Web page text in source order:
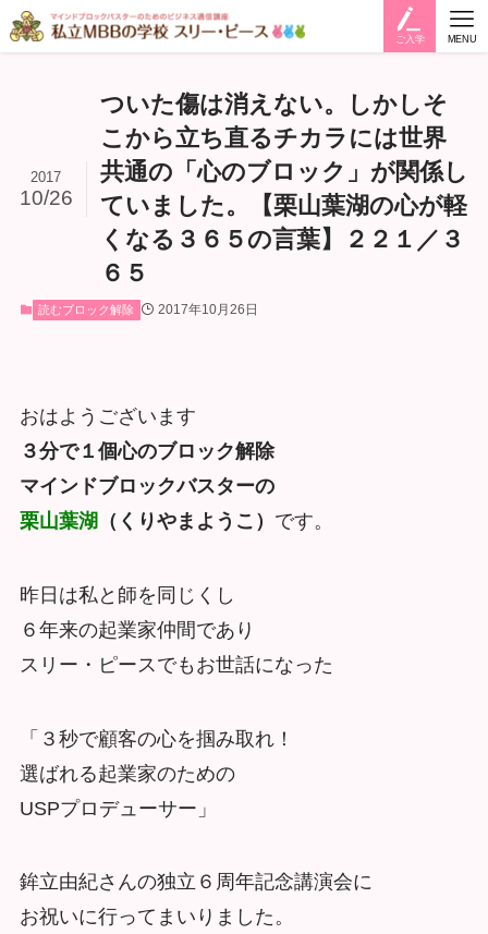
ご入学 MENU
ついた傷は消えない。しかしそ
こから立ち直るチカラには世界
共通の「心のブロック」が関係し
ていました。【栗山葉湖の心が軽
くなる３６５の言葉】２２１／３
６５
2017
10/26
読むブロック解除 2017年10月26日
おはようございます
３分で１個心のブロック解除
マインドブロックバスターの
栗山葉湖 （くりやまようこ） です。
昨日は私と師を同じくし
６年来の起業家仲間であり
スリー・ピースでもお世話になった
「３秒で顧客の心を掴み取れ！
選ばれる起業家のための
USPプロデューサー」
鉾立由紀さんの独立６周年記念講演会に
お祝いに行ってまいりました。